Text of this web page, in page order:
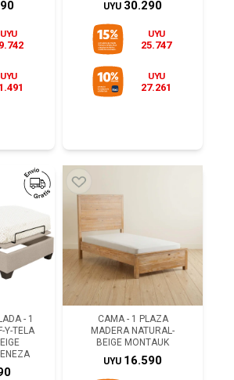
UYU
UYU
UYU 30.290
UYU
25.747
UYU
27.261
- 1
Y-TELA
CAMA - 1 PLAZA
MADERA NATURAL-
BEIGE MONTAUK
UYU 16.590